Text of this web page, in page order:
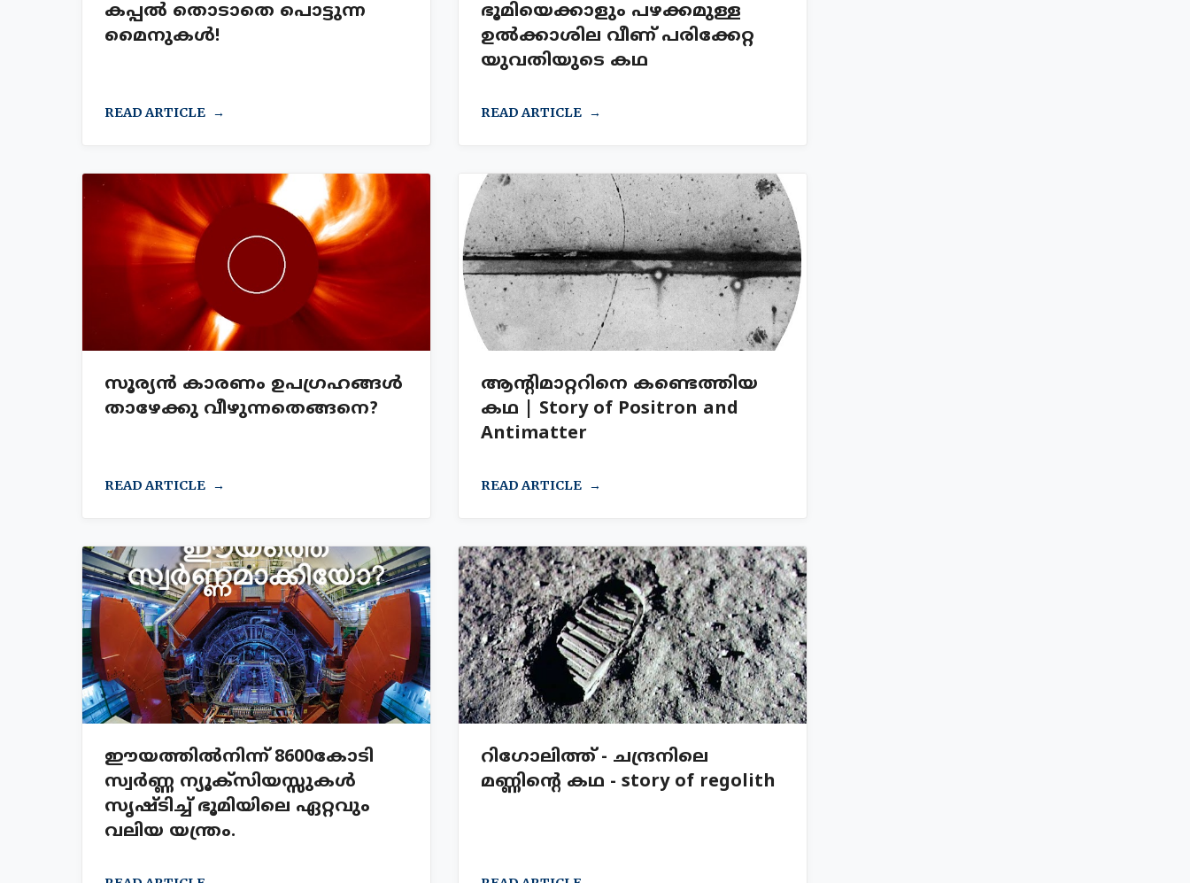
കപ്പൽ തൊടാതെ പൊട്ടുന്ന
മൈനുകൾ!
READ ARTICLE
ഭൂമിയെക്കാളും പഴക്കമുള്ള
ഉൽക്കാശില വീണ് പരിക്കേറ്റ
യുവതിയുടെ കഥ
READ ARTICLE
സൂര്യൻ കാരണം ഉപഗ്രഹങ്ങൾ
താഴേക്കു വീഴുന്നതെങ്ങനെ?
READ ARTICLE
ആന്റിമാറ്ററിനെ കണ്ടെത്തിയ
കഥ | Story of Positron and
Antimatter
READ ARTICLE
ഈയത്തിൽനിന്ന് 8600കോടി
സ്വർണ്ണ ന്യൂക്സിയസ്സുകൾ
സൃഷ്ടിച്ച് ഭൂമിയിലെ ഏറ്റവും
വലിയ യന്ത്രം.
റിഗോലിത്ത് - ചന്ദ്രനിലെ
മണ്ണിന്റെ കഥ - story of regolith